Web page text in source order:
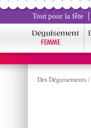
Tout pour la fête
Des Déguisements /